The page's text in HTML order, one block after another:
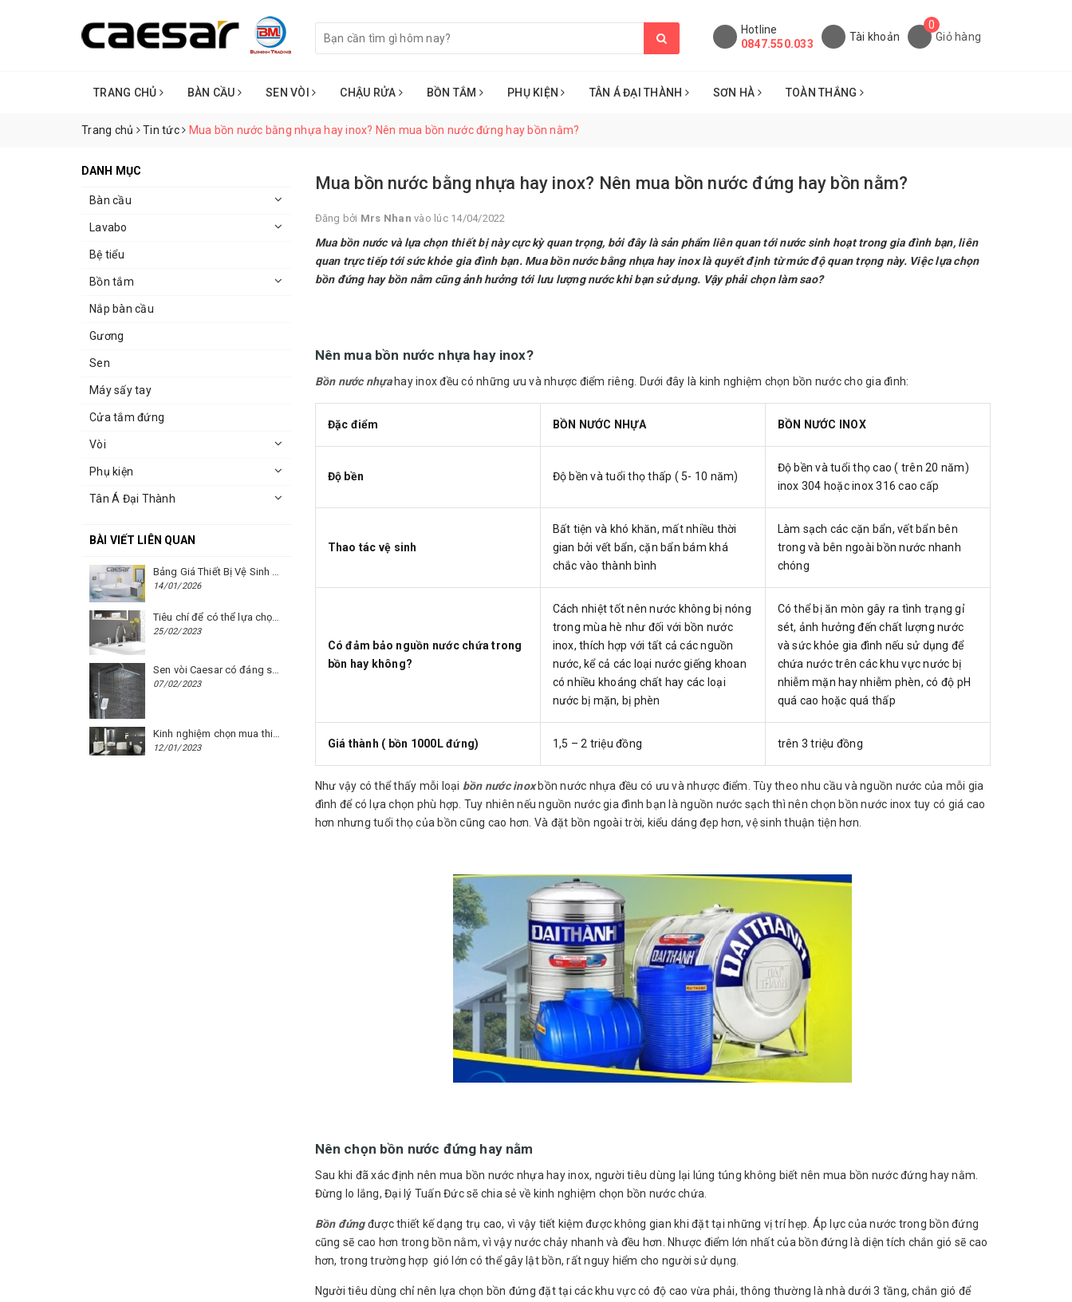
Hotline
0847.550.033
Tài khoản
0
Giỏ hàng
TRANG CHỦ BÀN CẦU SEN VÒI CHẬU RỬA BỒN TẮM PHỤ KIỆN TÂN Á ĐẠI THÀNH SƠN HÀ TOÀN THẮNG
Trang chủ Tin tức Mua bồn nước bằng nhựa hay inox? Nên mua bồn nước đứng hay bồn nằm?
Mua bồn nước bằng nhựa hay inox? Nên mua bồn nước đứng hay bồn nằm?
Đăng bởi Mrs Nhan vào lúc 14/04/2022
Mua bồn nước và lựa chọn thiết bị này cực kỳ quan trọng, bởi đây là sản phẩm liên quan tới nước sinh hoạt trong gia đình bạn, liên
quan trực tiếp tới sức khỏe gia đình bạn. Mua bồn nước bằng nhựa hay inox là quyết định từ mức độ quan trọng này. Việc lựa chọn
bồn đứng hay bồn nằm cũng ảnh hưởng tới lưu lượng nước khi bạn sử dụng. Vậy phải chọn làm sao?
Nên mua bồn nước nhựa hay inox?
Bồn nước nhựahay inox đều có những ưu và nhược điểm riêng. Dưới đây là kinh nghiệm chọn bồn nước cho gia đình:
Đặc điểm BỒN NƯỚC NHỰA BỒN NƯỚC INOX
Độ bền Độ bền và tuổi thọ thấp ( 5- 10 năm)
Độ bền và tuổi thọ cao ( trên 20 năm)
inox 304 hoặc inox 316 cao cấp
Thao tác vệ sinh
Bất tiện và khó khăn, mất nhiều thời
gian bởi vết bẩn, cặn bẩn bám khá
chắc vào thành bình
Làm sạch các cặn bẩn, vết bẩn bên
trong và bên ngoài bồn nước nhanh
chóng
Có đảm bảo nguồn nước chứa trong
bồn hay không?
Cách nhiệt tốt nên nước không bị nóng
trong mùa hè như đối với bồn nước
inox, thích hợp với tất cả các nguồn
nước, kể cả các loại nước giếng khoan
có nhiều khoáng chất hay các loại
nước bị mặn, bị phèn
Có thể bị ăn mòn gây ra tình trạng gỉ
sét, ảnh hưởng đến chất lượng nước
và sức khỏe gia đình nếu sử dụng để
chứa nước trên các khu vực nước bị
nhiễm mặn hay nhiễm phèn, có độ pH
quá cao hoặc quá thấp
Giá thành ( bồn 1000L đứng) 1,5 – 2 triệu đồng trên 3 triệu đồng
Như vậy có thể thấy mỗi loại bồn nước inoxbồn nước nhựa đều có ưu và nhược điểm. Tùy theo nhu cầu và nguồn nước của mỗi gia
đình để có lựa chọn phù hợp. Tuy nhiên nếu nguồn nước gia đình bạn là nguồn nước sạch thì nên chọn bồn nước inox tuy có giá cao
hơn nhưng tuổi thọ của bồn cũng cao hơn. Và đặt bồn ngoài trời, kiểu dáng đẹp hơn, vệ sinh thuận tiện hơn.
Nên chọn bồn nước đứng hay nằm
Sau khi đã xác định nên mua bồn nước nhựa hay inox, người tiêu dùng lại lúng túng không biết nên mua bồn nước đứng hay nằm.
Đừng lo lắng, Đại lý Tuấn Đức sẽ chia sẻ về kinh nghiệm chọn bồn nước chứa.
Bồn đứngđược thiết kế dạng trụ cao, vì vậy tiết kiệm được không gian khi đặt tại những vị trí hẹp. Áp lực của nước trong bồn đứng
cũng sẽ cao hơn trong bồn nằm, vì vậy nước chảy nhanh và đều hơn. Nhược điểm lớn nhất của bồn đứng là diện tích chắn gió sẽ cao
hơn, trong trường hợp gió lớn có thể gây lật bồn, rất nguy hiểm cho người sử dụng.
Người tiêu dùng chỉ nên lựa chọn bồn đứng đặt tại các khu vực có độ cao vừa phải, thông thường là nhà dưới 3 tầng, chắn gió để
DANH MỤC
Bàn cầu
Lavabo
Bệ tiểu
Bồn tắm
Nắp bàn cầu
Gương
Sen
Máy sấy tay
Cửa tắm đứng
Vòi
Phụ kiện
Tân Á Đại Thành
BÀI VIẾT LIÊN QUAN
Bảng Giá Thiết Bị Vệ Sinh Caesar Mới Nhất Năm 2026 | Cập Nhật Liên Tục Tại BM8.VN
14/01/2026
Tiêu chí để có thể lựa chọn được một chiếc vòi chậu rửa mặt Caesar phù hợp
25/02/2023
Sen vòi Caesar có đáng sử dụng hay không?
07/02/2023
Kinh nghiệm chọn mua thiết bị vệ sinh Caesar cho phòng trọ
12/01/2023